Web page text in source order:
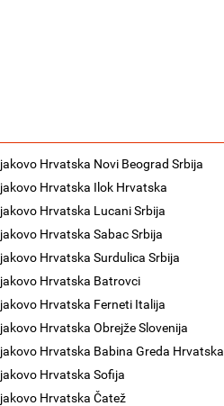
Hrvatska Novi Beograd Srbija
Hrvatska Ilok Hrvatska
Hrvatska Lucani Srbija
Hrvatska Sabac Srbija
Hrvatska Surdulica Srbija
Hrvatska Batrovci
Hrvatska Ferneti Italija
Hrvatska Obrejže Slovenija
Hrvatska Babina Greda Hrvatska
Hrvatska Sofija
Hrvatska Čatež